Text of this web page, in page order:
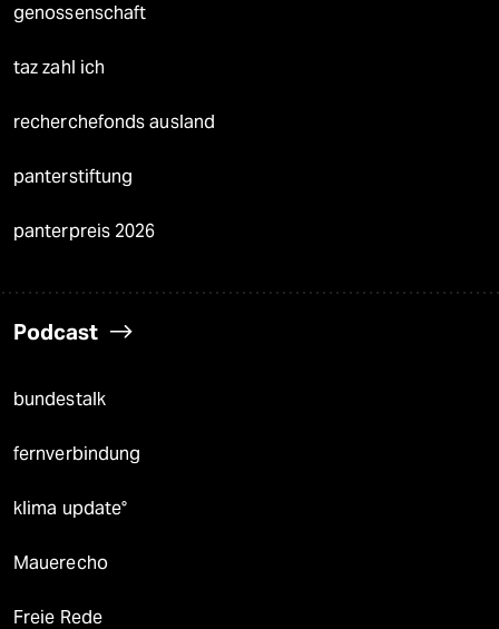
genossenschaft
taz zahl ich
recherchefonds ausland
panterstiftung
panterpreis 2026
Podcast
bundestalk
fernverbindung
klima update°
Mauerecho
Freie Rede